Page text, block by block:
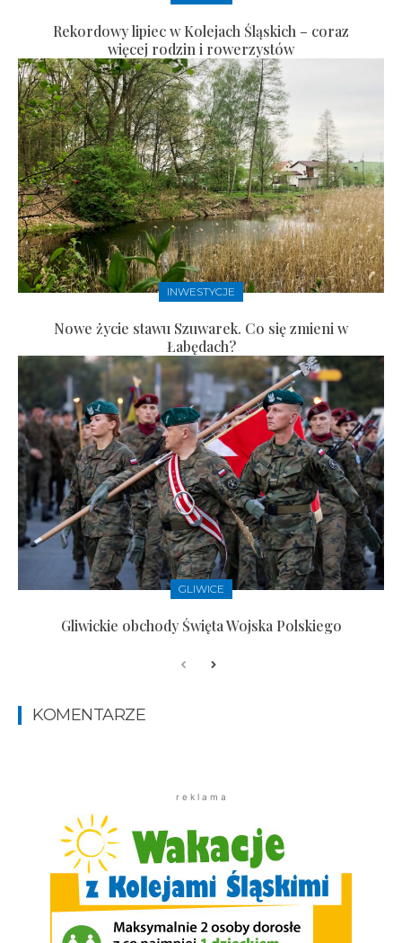
Rekordowy lipiec w Kolejach Śląskich – coraz
więcej rodzin i rowerzystów
INWESTYCJE
Nowe życie stawu Szuwarek. Co się zmieni w
Łabędach?
GLIWICE
Gliwickie obchody Święta Wojska Polskiego
KOMENTARZE
r e k l a m a